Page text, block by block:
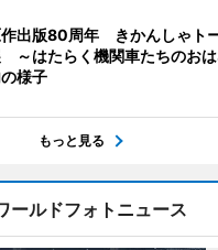
作出版80周年 きかんしゃト
～はたらく機関車たちのおは
様子
もっと見る
ールドフォトニュース